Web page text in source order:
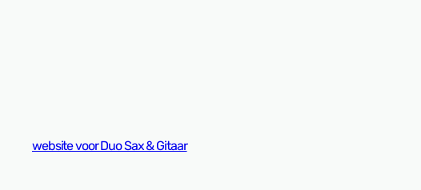
website voor Duo Sax & Gitaar